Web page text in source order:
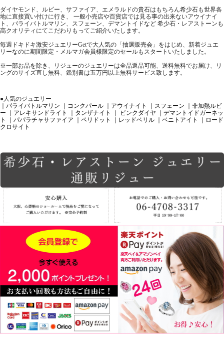
ダイヤモンド、ルビー、サファイア、エメラルドの貴石はもちろん希少石も世界各
地に直接買い付けに行き、 一般小売店や百貨店では見る事の出来ないアウイナイ
ト、パライバトルマリン、スフェーン、デマントイドなど 希少石・レアストーンも
高クオリティにてこだわりもってご紹介いたします。
毎週ドキドキ激安ジュエリーGetで大人気の「抽選販売会」をはじめ、新着ジュエ
リーなのに期間限定・メルマガ会員様限定のセールもスタートいたしました。
※一部お品を除き、リジューのジュエリーは全品返品可能、送料無料でお届け、リ
ングのサイズ直し無料、鑑別書は五万円以上無料サービス致します。
●人気のジュエリー
｜パライバトルマリン
｜コンクパール ｜アウイナイト ｜スフェーン
｜非加熱ルビ
ー
｜アレキサンドライト ｜タンザナイト ｜ ピンクダイヤ
｜デマントイドガーネッ
ト
｜パパラチャサファイア ｜ペリドット ｜レッドベリル ｜ベニトアイト
｜ロード
クロサイト